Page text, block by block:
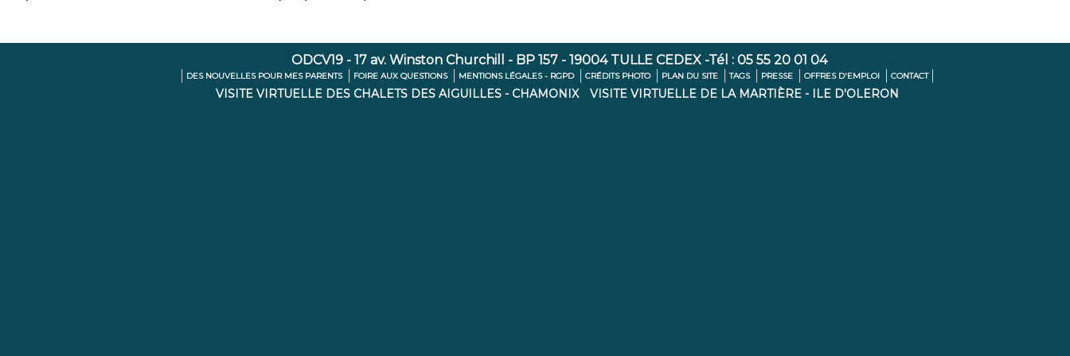
ODCV19 - 17 av. Winston Churchill - BP 157 - 19004 TULLE CEDEX -Tél : 05 55 20 01 04
DES NOUVELLES POUR MES PARENTS FOIRE AUX QUESTIONS MENTIONS LÉGALES - RGPD CRÉDITS PHOTO PLAN DU SITE TAGS PRESSE OFFRES D'EMPLOI CONTACT
VISITE VIRTUELLE DES CHALETS DES AIGUILLES - CHAMONIX VISITE VIRTUELLE DE LA MARTIÈRE - ILE D'OLERON